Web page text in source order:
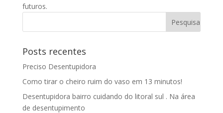
futuros.
Posts recentes
Preciso Desentupidora
Como tirar o cheiro ruim do vaso em 13 minutos!
Desentupidora bairro cuidando do litoral sul . Na área
de desentupimento